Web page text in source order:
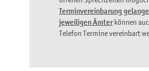
Terminvereinbarung
jeweiligen Ämterkönnen
Telefon Termine vereinbart